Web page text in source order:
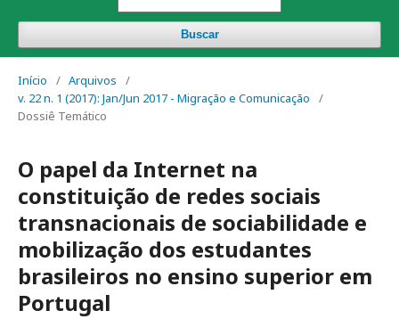
Buscar
Início / Arquivos
/
v. 22 n. 1 (2017): Jan/Jun 2017 - Migração e Comunicação
/
Dossiê Temático
O papel da Internet na
constituição de redes sociais
transnacionais de sociabilidade e
mobilização dos estudantes
brasileiros no ensino superior em
Portugal